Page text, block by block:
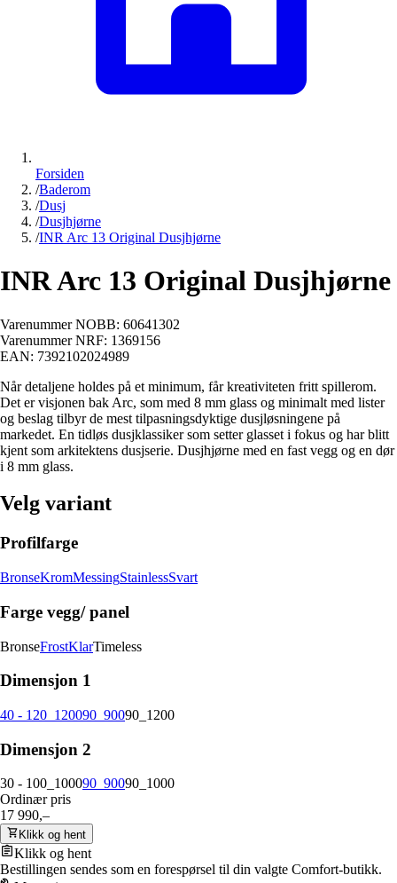
Forsiden
/Baderom
/Dusj
/Dusjhjørne
/INR Arc 13 Original Dusjhjørne
INR Arc 13 Original Dusjhjørne
Varenummer NOBB: 60641302
Varenummer NRF: 1369156
EAN: 7392102024989
Når detaljene holdes på et minimum, får kreativiteten fritt spillerom.
Det er visjonen bak Arc, som med 8 mm glass og minimalt med lister
og beslag tilbyr de mest tilpasningsdyktige dusjløsningene på
markedet. En tidløs dusjklassiker som setter glasset i fokus og har blitt
kjent som arkitektens dusjserie. Dusjhjørne med en fast vegg og en dør
i 8 mm glass.
Velg variant
Profilfarge
BronseKromMessingStainlessSvart
Farge vegg/ panel
BronseFrostKlarTimeless
Dimensjon 1
40 - 120_120090_90090_1200
Dimensjon 2
30 - 100_100090_90090_1000
Ordinær pris
17 990,–
Klikk og hent
Klikk og hent
Bestillingen sendes som en forespørsel til din valgte Comfort-butikk.